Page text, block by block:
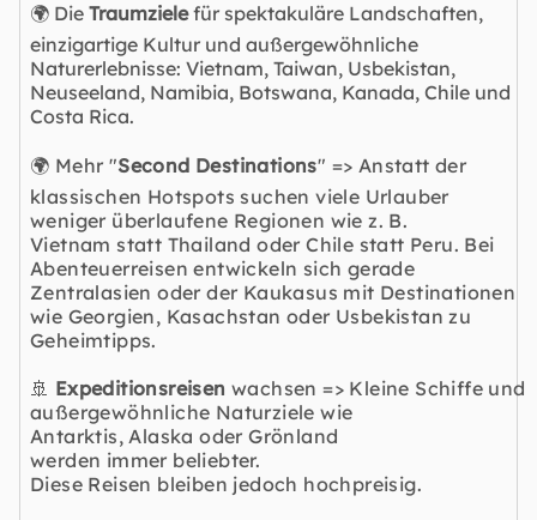
🌍 Die Traumzielefür spektakuläre Landschaften,
einzigartige Kultur und außergewöhnliche
Naturerlebnisse: Vietnam, Taiwan, Usbekistan,
Neuseeland, Namibia, Botswana, Kanada, Chile und
Costa Rica.
🌍 Mehr "Second Destinations" => Anstatt der
klassischen Hotspots suchen viele Urlauber
weniger überlaufene Regionen wie z. B.
Vietnam statt Thailand oder Chile statt Peru. Bei
Abenteuerreisen entwickeln sich gerade
Zentralasien oder der Kaukasus mit Destinationen
wie Georgien, Kasachstan oder Usbekistan zu
Geheimtipps.
🚢 Expeditionsreisenwachsen => Kleine Schiffe und
außergewöhnliche Naturziele wie
Antarktis, Alaska oderGrönland
werden immer beliebter.
Diese Reisen bleiben jedoch hochpreisig.